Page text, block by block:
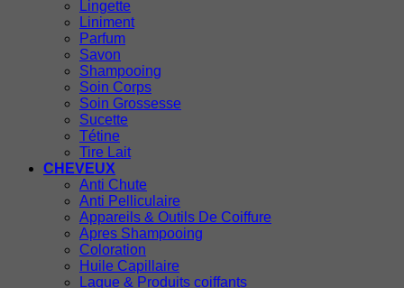
Lingette
Liniment
Parfum
Savon
Shampooing
Soin Corps
Soin Grossesse
Sucette
Tétine
Tire Lait
CHEVEUX
Anti Chute
Anti Pelliculaire
Appareils & Outils De Coiffure
Apres Shampooing
Coloration
Huile Capillaire
Laque & Produits coiffants